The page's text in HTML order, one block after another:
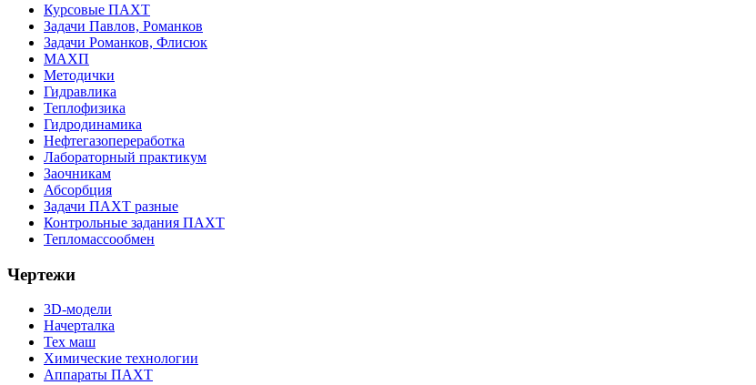
Курсовые ПАХТ
Задачи Павлов, Романков
Задачи Романков, Флисюк
МАХП
Методички
Гидравлика
Теплофизика
Гидродинамика
Нефтегазопереработка
Лабораторный практикум
Заочникам
Абсорбция
Задачи ПАХТ разные
Контрольные задания ПАХТ
Тепломассообмен
Чертежи
3D-модели
Начерталка
Тех маш
Химические технологии
Аппараты ПАХТ